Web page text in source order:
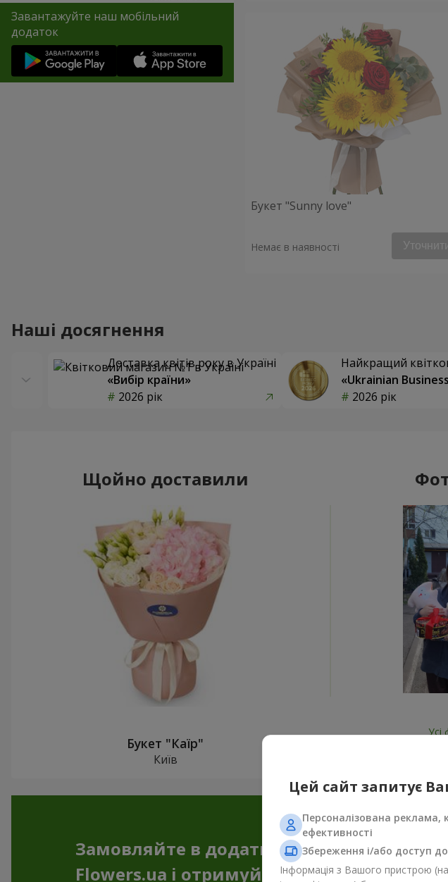
Завантажуйте наш мобільний
додаток
Букет "Sunny love"
Немає в наявності
Наші досягнення
Доставка квітів року в Україні
«Вибір країни»
2026 рік
Найкращий
«Ukrainian
2026 рік
Щойно доставили
Букет "Каїр"
Київ
Усі
Замовляйте в додатку
Flowers.ua і отримуйте бонуси
Цей сайт запитує
Персоналізована реклама,
ефективності
Збереження і/або доступ
Інформація з Вашого пристрою